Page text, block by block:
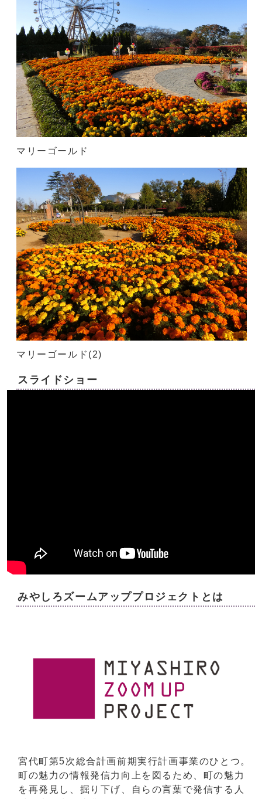
マリーゴールド
マリーゴールド(2)
スライドショー
みやしろズームアッププロジェクトとは
宮代町第5次総合計画前期実行計画事業のひとつ。
町の魅力の情報発信力向上を図るため、町の魅力
を再発見し、掘り下げ、自らの言葉で発信する人